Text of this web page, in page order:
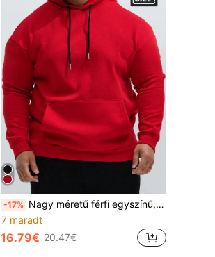
-17% Nagy méretű férfi egyszínű, hosszú ujjú kapucnis pulóver zsebekkel és zsinórral, ősz/tél
7 maradt
16.79€ 20.47€